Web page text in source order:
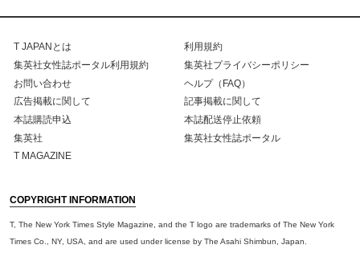
T JAPANとは
利用規約
集英社女性誌ポータル利用規約
集英社プライバシーポリシー
お問い合わせ
ヘルプ（FAQ）
広告掲載に関して
記事掲載に関して
本誌購読申込
本誌配送停止依頼
集英社
集英社女性誌ポータル
T MAGAZINE
COPYRIGHT INFORMATION
T, The New York Times Style Magazine, and the T logo are trademarks of The New York
Times Co., NY, USA, and are used under license by The Asahi Shimbun, Japan.